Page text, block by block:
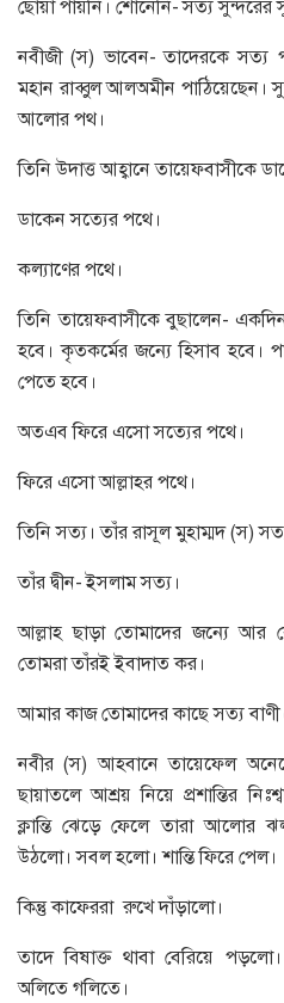
ছোঁয়া পায়নি। শোনেনি- সত্য সুন্দরের
নবীজী (স) ভাবেন- তাদেরকে সত্য
মহান রাব্বুল আলঅমীন পাঠিয়েছেন।
আলোর পথ।
তিনি উদাত্ত আহ্বানে তায়েফবাসীকে
ডাকেন সত্যের পথে।
কল্যাণের পথে।
তিনি তায়েফবাসীকে বুছালেন-
হবে। কৃতকর্মের জন্যে হিসাব হবে।
পেতে হবে।
অতএব ফিরে এসো সত্যের পথে।
ফিরে এসো আল্লাহর পথে।
তিনি সত্য। তাঁর রাসূল মুহাম্মদ (স)
তাঁর দ্বীন- ইসলাম সত্য।
আল্লাহ ছাড়া তোমাদের জন্যে আর
তোমরা তাঁরই ইবাদাত কর।
আমার কাজ তোমাদের কাছে সত্য বাণী
নবীর (স) আহবানে তায়েফেল
ছায়াতলে আশ্রয় নিয়ে প্রশান্তির
ক্লান্তি ঝেড়ে ফেলে তারা আলোর
উঠলো। সবল হলো। শান্তি ফিরে পেল।
কিন্তু কাফেররা রুখে দাঁড়ালো।
তাদে বিষাক্ত থাবা বেরিয়ে
অলিতে গলিতে।